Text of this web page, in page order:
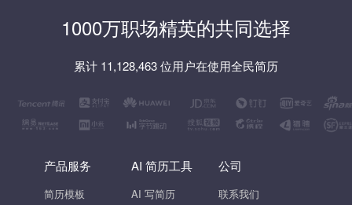
1000万职场精英的共同选择
累计 11,128,463 位用户在使用全民简历
产品服务
简历模板
AI 简历工具
AI 写简历
公司
联系我们